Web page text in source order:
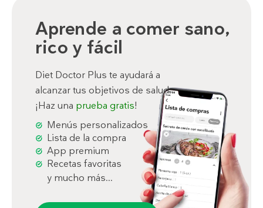
Aprende a comer sano,
rico y fácil
Diet Doctor Plus te ayudará a
alcanzar tus objetivos de salud.
¡Haz una prueba gratis!
Menús personalizados
Lista de la compra
App premium
Recetas favoritas
y mucho más...